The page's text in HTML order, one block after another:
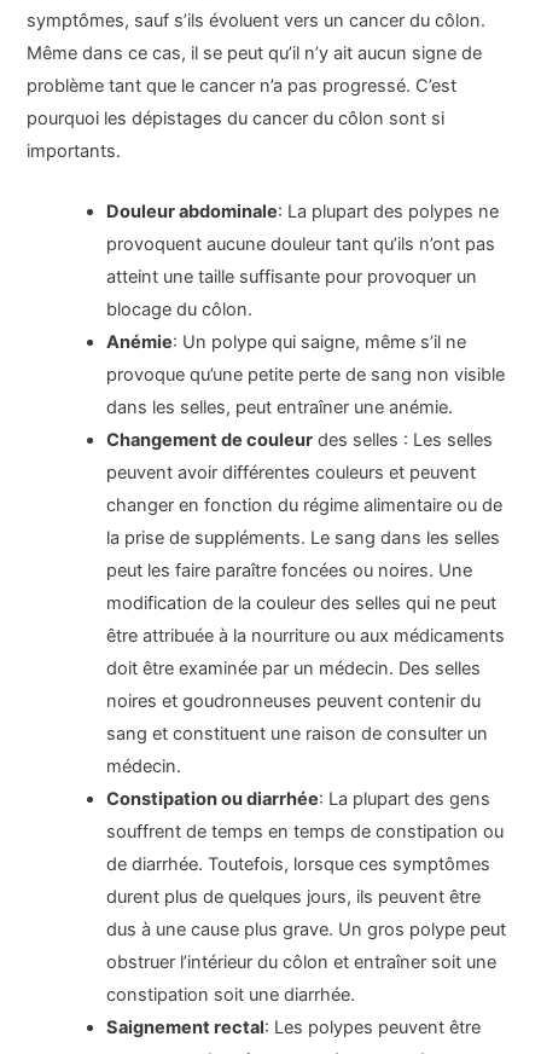
symptômes, sauf s’ils évoluent vers un cancer du côlon.
Même dans ce cas, il se peut qu’il n’y ait aucun signe de
problème tant que le cancer n’a pas progressé. C’est
pourquoi les dépistages du cancer du côlon sont si
importants.
Douleur abdominale: La plupart des polypes ne
provoquent aucune douleur tant qu’ils n’ont pas
atteint une taille suffisante pour provoquer un
blocage du côlon.
Anémie: Un polype qui saigne, même s’il ne
provoque qu’une petite perte de sang non visible
dans les selles, peut entraîner une anémie.
Changement de couleur des selles : Les selles
peuvent avoir différentes couleurs et peuvent
changer en fonction du régime alimentaire ou de
la prise de suppléments. Le sang dans les selles
peut les faire paraître foncées ou noires. Une
modification de la couleur des selles qui ne peut
être attribuée à la nourriture ou aux médicaments
doit être examinée par un médecin. Des selles
noires et goudronneuses peuvent contenir du
sang et constituent une raison de consulter un
médecin.
Constipation ou diarrhée: La plupart des gens
souffrent de temps en temps de constipation ou
de diarrhée. Toutefois, lorsque ces symptômes
durent plus de quelques jours, ils peuvent être
dus à une cause plus grave. Un gros polype peut
obstruer l’intérieur du côlon et entraîner soit une
constipation soit une diarrhée.
Saignement rectal: Les polypes peuvent être